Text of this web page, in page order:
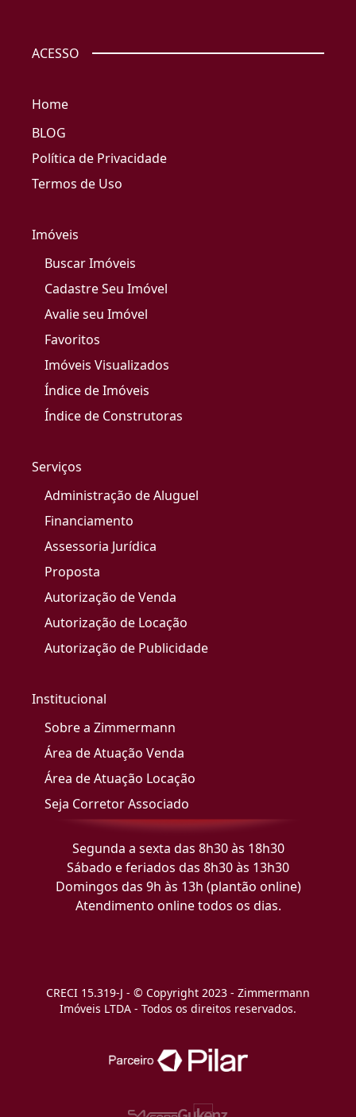
ACESSO
Home
BLOG
Política de Privacidade
Termos de Uso
Imóveis
Buscar Imóveis
Cadastre Seu Imóvel
Avalie seu Imóvel
Favoritos
Imóveis Visualizados
Índice de Imóveis
Índice de Construtoras
Serviços
Administração de Aluguel
Financiamento
Assessoria Jurídica
Proposta
Autorização de Venda
Autorização de Locação
Autorização de Publicidade
Institucional
Sobre a Zimmermann
Área de Atuação Venda
Área de Atuação Locação
Seja Corretor Associado
Segunda a sexta das 8h30 às 18h30
Sábado e feriados das 8h30 às 13h30
Domingos das 9h às 13h (plantão online)
Atendimento online todos os dias.
CRECI 15.319-J - © Copyright 2023 - Zimmermann
Imóveis LTDA - Todos os direitos reservados.